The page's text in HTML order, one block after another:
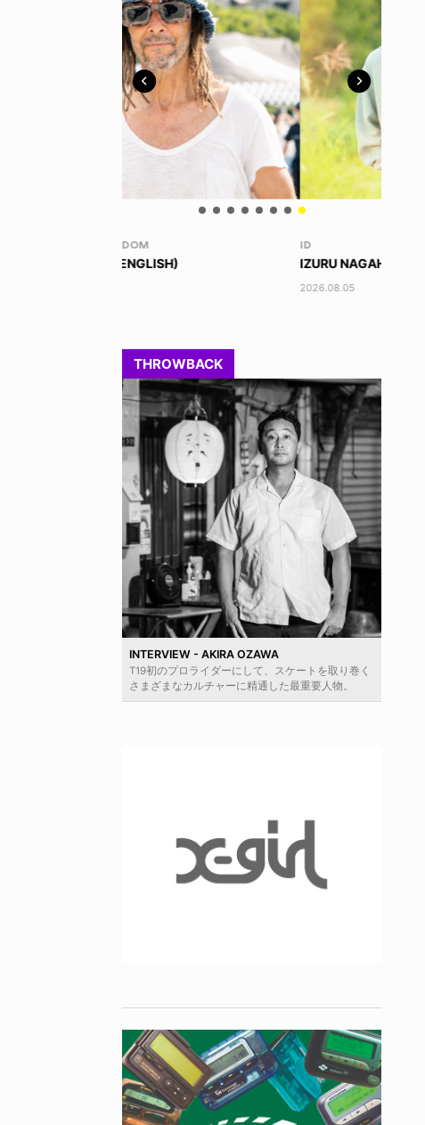
ID
IZURU NAGAHARA / 永原依弦
THROWBACK
INTERVIEW - AKIRA OZAWA
T19初のプロライダーにして、スケートを取り巻く
さまざまなカルチャーに精通した最重要人物。